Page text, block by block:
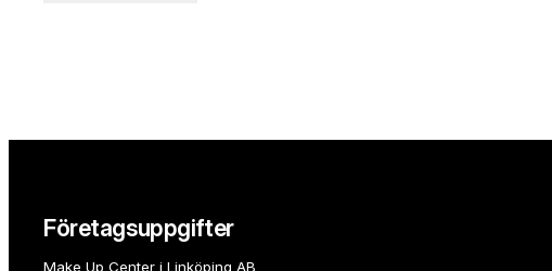
Företagsuppgifter
Make Up Center i Linköping AB